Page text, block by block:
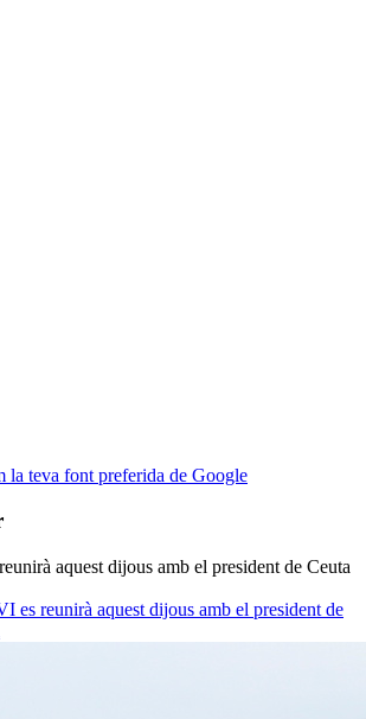
la teva font preferida de Google
es reunirà aquest dijous amb el president de